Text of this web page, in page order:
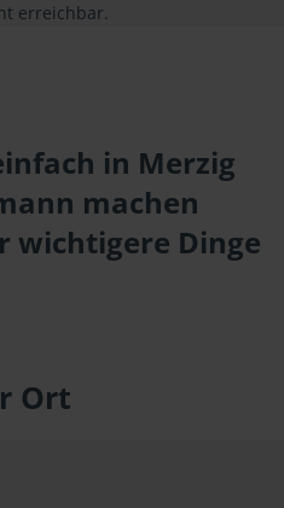
erreichbar.
in Merzig
machen
wichtigere Dinge
Ort